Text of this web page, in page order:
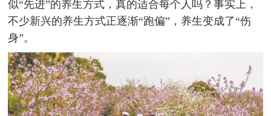
似“先进”的养生方式，真的适合每个人吗？事实上，
不少新兴的养生方式正逐渐“跑偏”，养生变成了“伤
身”。